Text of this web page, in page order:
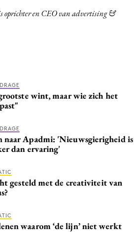
en CEO van advertising &
wint, maar wie zich het
naar Apadmi: 'Nieuwsgierigheid is
dan ervaring'
gesteld met de creativiteit van
waarom ‘de lijn’ niet werkt